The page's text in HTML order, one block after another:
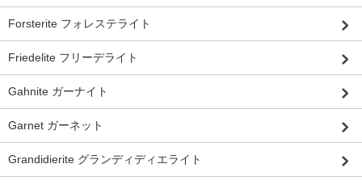
Forsterite フォレステライト
Friedelite フリーデライト
Gahnite ガーナイト
Garnet ガーネット
Grandidierite グランディディエライト